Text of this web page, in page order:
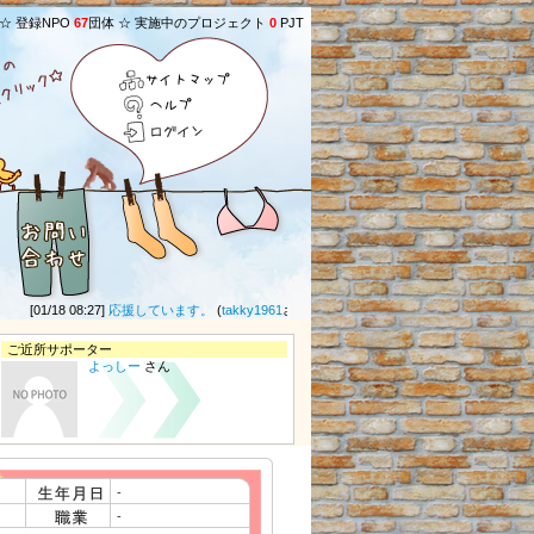
登録NPO 67団体 ☆ 実施中のプロジェクト 0 PJT
サイトマップ
ヘルプ
ログイン
[01/18 08:27]応援しています。( takky1961さん) ★[01/17 17:14]お風呂に入ってリフ
ご近所サポーター
よっしー さん
-
-